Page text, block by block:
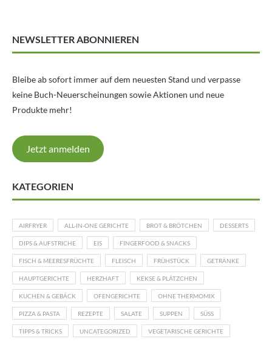
NEWSLETTER ABONNIEREN
Bleibe ab sofort immer auf dem neuesten Stand und verpasse
keine Buch-Neuerscheinungen sowie Aktionen und neue
Produkte mehr!
Jetzt anmelden
KATEGORIEN
AIRFRYER ALL-IN-ONE GERICHTE BROT & BRÖTCHEN DESSERTS
DIPS & AUFSTRICHE EIS FINGERFOOD & SNACKS
FISCH & MEERESFRÜCHTE FLEISCH FRÜHSTÜCK GETRÄNKE
HAUPTGERICHTE HERZHAFT KEKSE & PLÄTZCHEN
KUCHEN & GEBÄCK OFENGERICHTE OHNE THERMOMIX
PIZZA & PASTA REZEPTE SALATE SUPPEN SÜSS
TIPPS & TRICKS UNCATEGORIZED VEGETARISCHE GERICHTE